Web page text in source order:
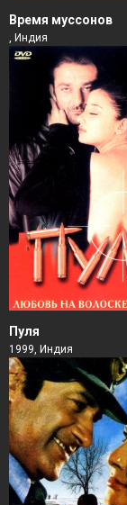
Время муссонов
, Индия
Пуля
1999, Индия